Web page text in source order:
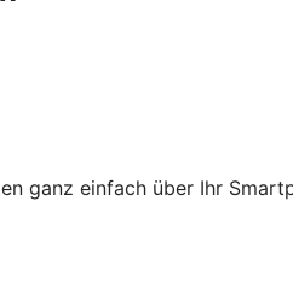
ganz einfach über Ihr